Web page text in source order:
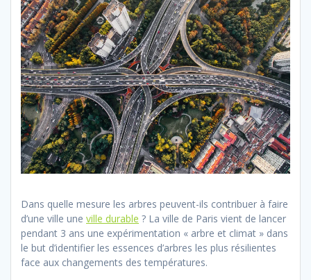
Dans quelle mesure les arbres peuvent-ils contribuer à faire
d’une ville une ville durable ? La ville de Paris vient de lancer
pendant 3 ans une expérimentation « arbre et climat » dans
le but d’identifier les essences d’arbres les plus résilientes
face aux changements des températures.